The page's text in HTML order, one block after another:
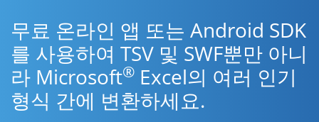
무료 온라인 앱 또는 Android SDK
를 사용하여 TSV 및 SWF뿐만 아니
라 Microsoft® Excel의 여러 인기
형식 간에 변환하세요.